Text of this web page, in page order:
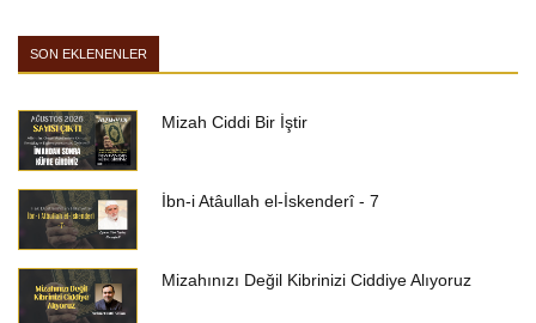
SON EKLENENLER
Mizah Ciddi Bir İştir
İbn-i Atâullah el-İskenderî - 7
Mizahınızı Değil Kibrinizi Ciddiye Alıyoruz